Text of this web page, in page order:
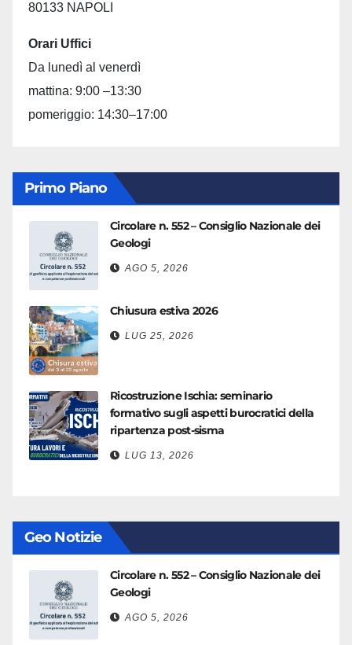
80133 NAPOLI
Orari Uffici
Da lunedì al venerdì
mattina: 9:00 –13:30
pomeriggio: 14:30–17:00
Primo Piano
Circolare n. 552 – Consiglio Nazionale dei
Geologi
AGO 5, 2026
Chiusura estiva 2026
LUG 25, 2026
Ricostruzione Ischia: seminario
formativo sugli aspetti burocratici della
ripartenza post-sisma
LUG 13, 2026
Geo Notizie
Circolare n. 552 – Consiglio Nazionale dei
Geologi
AGO 5, 2026